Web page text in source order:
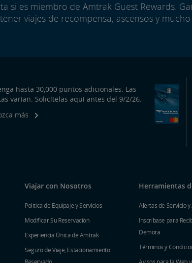
si es miembro de Amtrak Guest Rewards.
viajes de recompensa, ascensos y mucho
hasta 30,000 puntos adicionales. Las
varían. Solicítelas aquí antes del 9/2/26.
más
Viajar con Nosotros
Política de Equipaje y Servicios
Modificar Su Reservación
Experiencia Única de Amtrak
Seguro de Viaje, Estacionamiento
Herramientas
Alertas de Servicio y
Inscríbase para
Demora
Términos y